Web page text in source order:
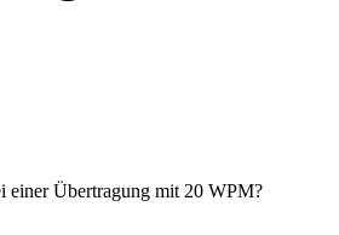
Übertragung mit 20 WPM?